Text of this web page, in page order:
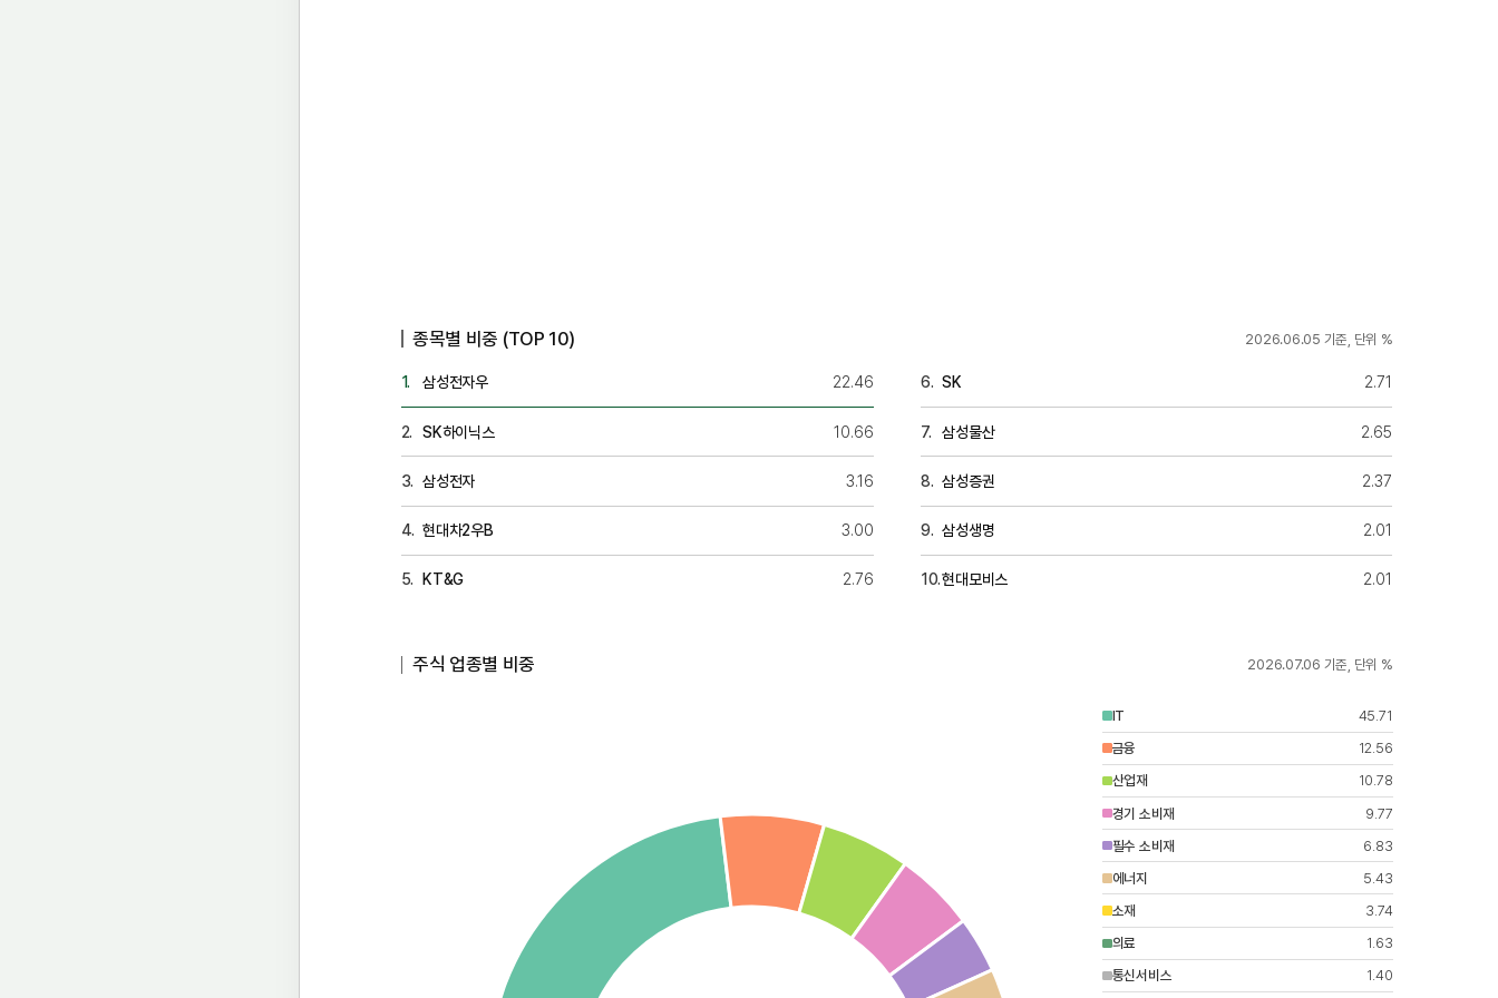
종목별 비중 (TOP 10) 2026.06.05 기준, 단위 %
삼성전자우 22.46
SK하이닉스 10.66
삼성전자 3.16
현대차2우B 3.00
KT&G 2.76
SK 2.71
삼성물산 2.65
삼성증권 2.37
삼성생명 2.01
현대모비스 2.01
주식 업종별 비중 2026.07.06 기준, 단위 %
IT
45.71
금융
12.56
산업재
10.78
경기 소비재
9.77
필수 소비재
6.83
에너지
5.43
소재
3.74
의료
1.63
통신서비스
1.40